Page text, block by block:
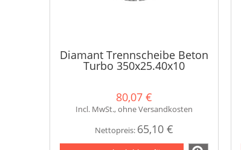
Diamant Trennscheibe Beton
Turbo 350x25.40x10
80,07 €
Incl. MwSt., ohne Versandkosten
Nettopreis: 65,10 €